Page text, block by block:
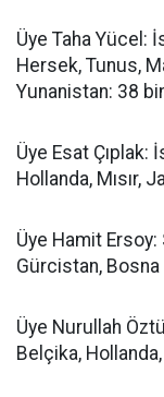
Üye Taha Yücel:
Hersek, Tunus,
Yunanistan: 38
Üye Esat Çıplak:
Hollanda, Mısır,
Üye Hamit
Gürcistan,
Üye Nurullah
Belçika,